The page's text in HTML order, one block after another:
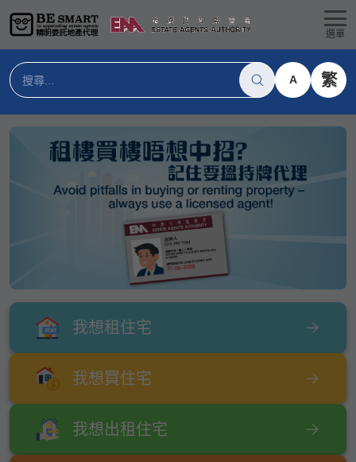
選單
A 繁
我想租住宅
我想買住宅
我想出租住宅